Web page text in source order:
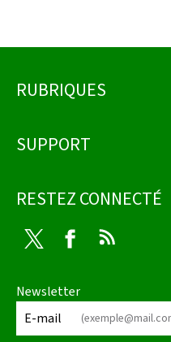
Pied
page
RUBRIQUES
SUPPORT
RESTEZ CONNECTÉ
Twitter Facebook
Newsletter
E-mail